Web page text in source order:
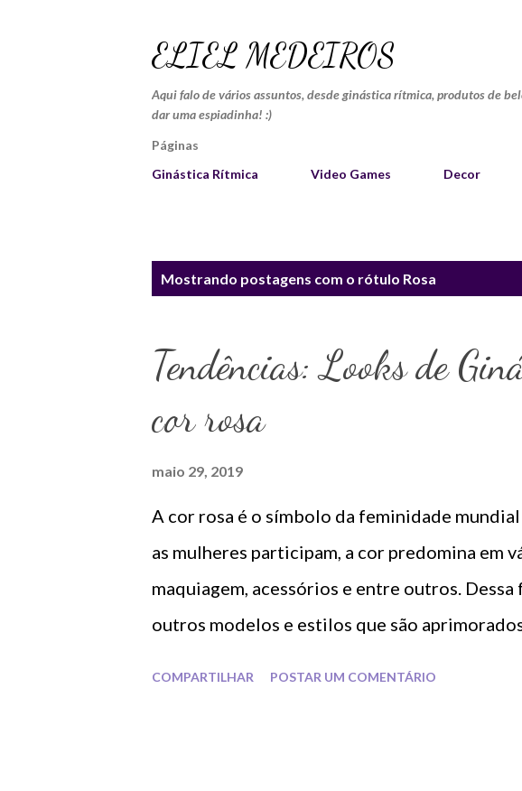
ELIEL MEDEIROS
Aqui falo de vários assuntos, desde ginástica rítmica, produtos de
dar uma espiadinha! :)
Páginas
Ginástica Rítmica
Video Games Decor
Mostrando postagens com o rótulo Rosa
Tendências: Looks de
cor rosa
maio 29, 2019
A cor rosa é o símbolo da feminidade
as mulheres participam, a cor predomina em
maquiagem, acessórios e entre outros.
outros modelos e estilos que são
COMPARTILHAR POSTAR UM COMENTÁRIO